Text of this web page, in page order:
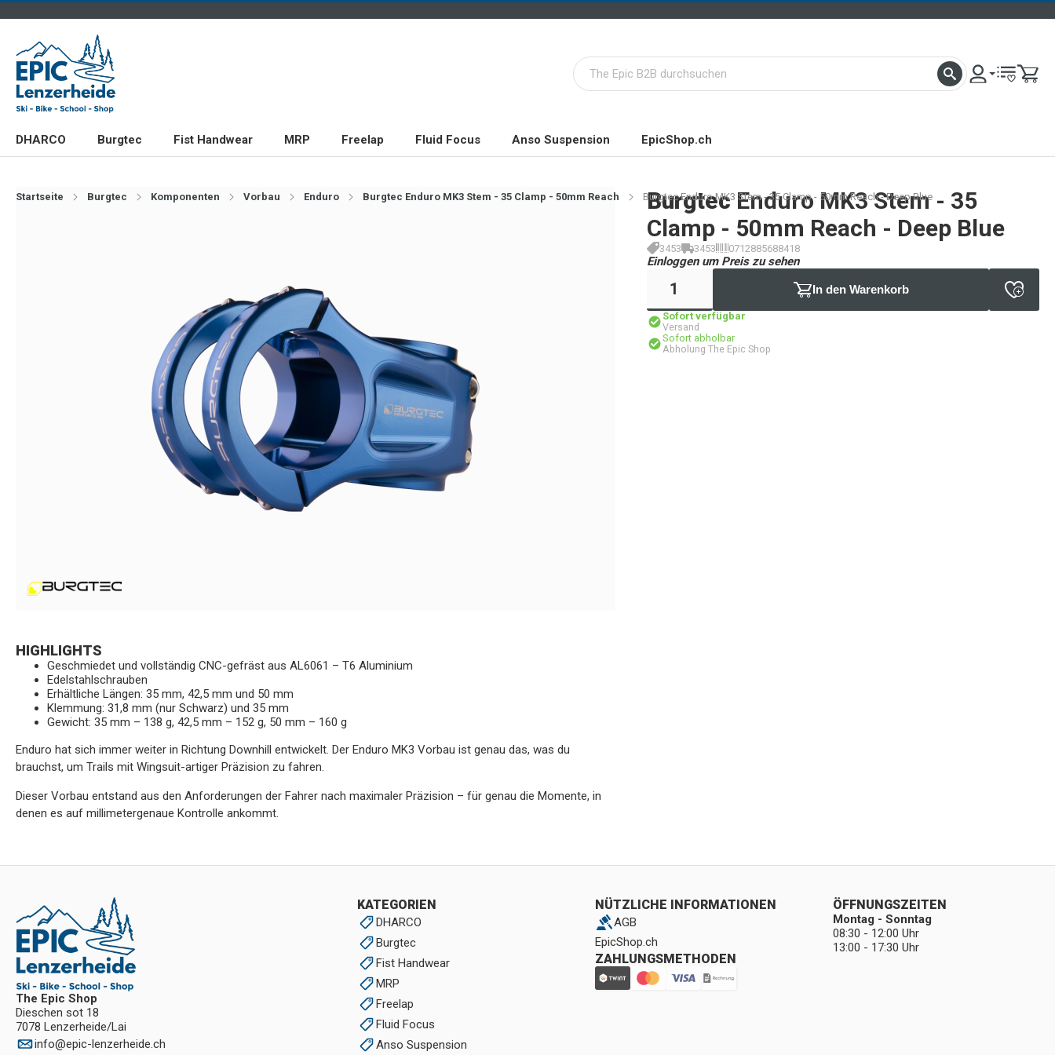
DHARCO Burgtec Fist Handwear MRP Freelap Fluid Focus Anso Suspension EpicShop.ch
Startseite Burgtec Komponenten Vorbau Enduro Burgtec Enduro MK3 Stem - 35 Clamp - 50mm Reach Burgtec Enduro MK3 Stem - 35 Clamp - 50mm Reach - Deep Blue
Burgtec Enduro MK3 Stem - 35
Clamp - 50mm Reach - Deep Blue
3453 3453 0712885688418
Einloggen um Preis zu sehen
In den Warenkorb
Sofort verfügbar
Versand
Sofort abholbar
Abholung The Epic Shop
HIGHLIGHTS
Geschmiedet und vollständig CNC-gefräst aus AL6061 – T6 Aluminium
Edelstahlschrauben
Erhältliche Längen: 35 mm, 42,5 mm und 50 mm
Klemmung: 31,8 mm (nur Schwarz) und 35 mm
Gewicht: 35 mm – 138 g, 42,5 mm – 152 g, 50 mm – 160 g
Enduro hat sich immer weiter in Richtung Downhill entwickelt. Der Enduro MK3 Vorbau ist genau das, was du
brauchst, um Trails mit Wingsuit-artiger Präzision zu fahren.
Dieser Vorbau entstand aus den Anforderungen der Fahrer nach maximaler Präzision – für genau die Momente, in
denen es auf millimetergenaue Kontrolle ankommt.
The Epic Shop
Dieschen sot 18
7078 Lenzerheide/Lai
info@epic-lenzerheide.ch
KATEGORIEN
DHARCO
Burgtec
Fist Handwear
MRP
Freelap
Fluid Focus
Anso Suspension
NÜTZLICHE INFORMATIONEN
AGB
EpicShop.ch
ZAHLUNGSMETHODEN
ÖFFNUNGSZEITEN
Montag - Sonntag
08:30 - 12:00 Uhr
13:00 - 17:30 Uhr